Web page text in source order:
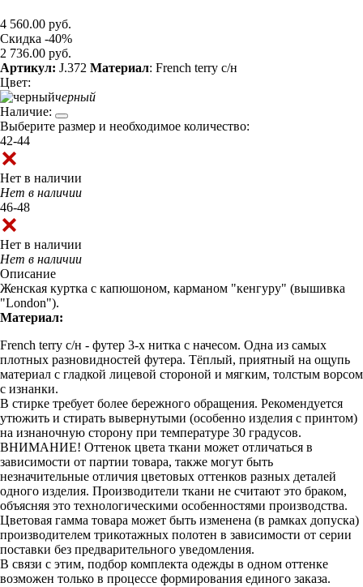
4 560.00 руб.
Скидка -40%
2 736.00 руб.
Артикул: J.372 Материал: French terry с/н
Цвет:
черный
Наличие:
Выберите размер и необходимое количество:
42-44
Нет в наличии
Нет в наличии
46-48
Нет в наличии
Нет в наличии
Описание
Женская куртка с капюшоном, карманом "кенгуру" (вышивка
"London").
Материал:
French terry с/н - футер 3-х нитка с начесом. Одна из самых
плотных разновидностей футера. Тёплый, приятный на ощупь
материал с гладкой лицевой стороной и мягким, толстым ворсом
с изнанки.
В стирке требует более бережного обращения. Рекомендуется
утюжить и стирать вывернутыми (особенно изделия с принтом)
на изнаночную сторону при температуре 30 градусов.
ВНИМАНИЕ! Оттенок цвета ткани может отличаться в
зависимости от партии товара, также могут быть
незначительные отличия цветовых оттенков разных деталей
одного изделия. Производители ткани не считают это браком,
объясняя это технологическими особенностями производства.
Цветовая гамма товара может быть изменена (в рамках допуска)
производителем трикотажных полотен в зависимости от серии
поставки без предварительного уведомления.
В связи с этим, подбор комплекта одежды в одном оттенке
возможен только в процессе формирования единого заказа.